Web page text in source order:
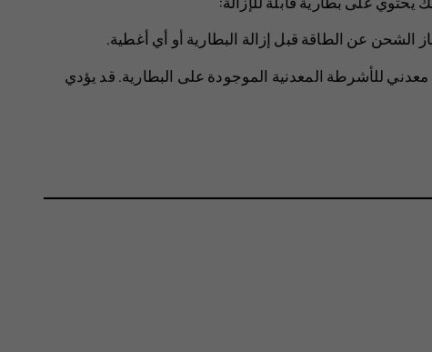
عن الطاقة قبل إزالة البطارية أو أي أغطية.
للأشرطة المعدنية الموجودة على البطارية. قد يؤدي